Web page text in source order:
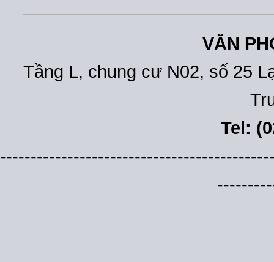
VĂN
Tầng L, chung cư N02, số 25
Tel: